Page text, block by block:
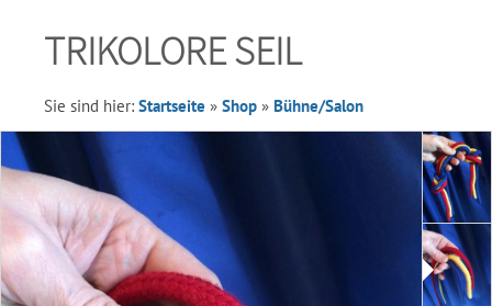
TRIKOLORE SEIL
Sie sind hier: Startseite » Shop » Bühne/Salon